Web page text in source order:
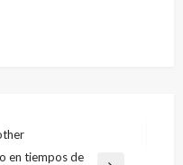
en tiempos de